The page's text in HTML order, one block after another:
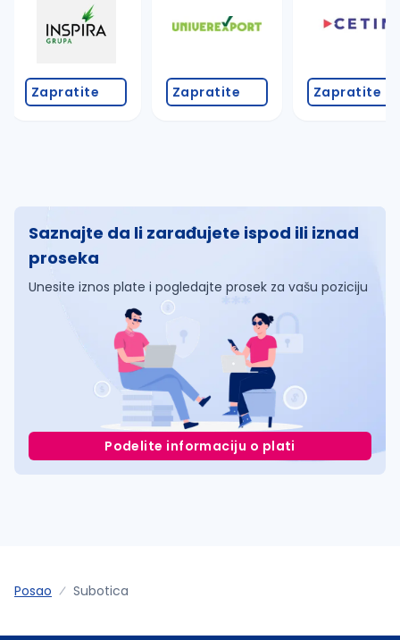
Zapratite Zapratite Zapratite
Saznajte da li zarađujete ispod ili iznad
proseka
Unesite iznos plate i pogledajte prosek za vašu poziciju
Podelite informaciju o plati
Posao Subotica